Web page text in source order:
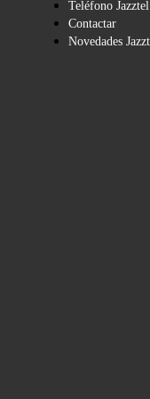
Teléfono Jazztel
Contactar
Novedades